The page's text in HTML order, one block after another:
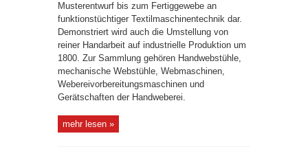
Musterentwurf bis zum Fertiggewebe an
funktionstüchtiger Textilmaschinentechnik dar.
Demonstriert wird auch die Umstellung von
reiner Handarbeit auf industrielle Produktion um
1800. Zur Sammlung gehören Handwebstühle,
mechanische Webstühle, Webmaschinen,
Webereivorbereitungsmaschinen und
Gerätschaften der Handweberei.
mehr lesen »